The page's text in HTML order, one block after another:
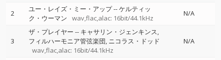
2 ユー・レイズ・ミー・アップ--ケルティッ
ク・ウーマン
wav,flac,alac: 16bit/44.1kHz
N/A
3
ザ・プレイヤー -- キャサリン・ジェンキンス
フィルハーモニア管弦楽団 ニコラス・ドッド
wav,flac,alac: 16bit/44.1kHz
N/A